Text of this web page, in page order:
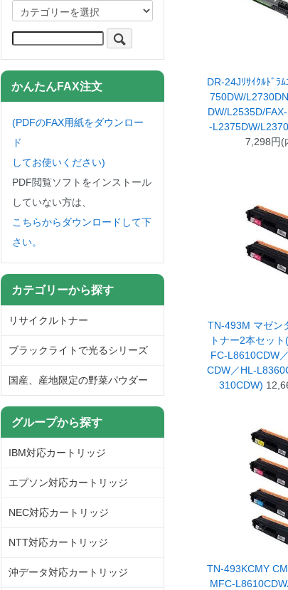
DR-24Jﾘｻｲｸﾙﾄﾞﾗ
750DW/
DW/L2535D/
-L2375DW/
7,298円(
TN-493M マゼン
トナー2本セッ
FC-L8610CDW
CDW／HL-
310CDW)
TN-493KCMY
MFC-
かんたんFAX注文
(PDFのFAX用紙をダウンロー
ド
してお使いください)
PDF閲覧ソフトをインストール
していない方は、
こちらからダウンロードして下
さい。
カテゴリーから探す
リサイクルトナー
ブラックライトで光るシリーズ
国産、産地限定の野菜パウダー
グループから探す
IBM対応カートリッジ
エプソン対応カートリッジ
NEC対応カートリッジ
NTT対応カートリッジ
沖データ対応カートリッジ